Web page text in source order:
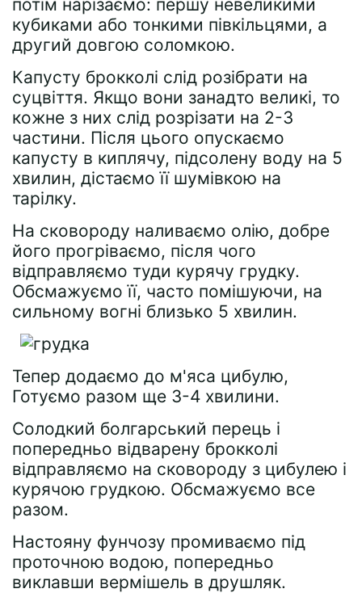
потім нарізаємо: першу невеликими
кубиками або тонкими півкільцями, а
другий довгою соломкою.
Капусту брокколі слід розібрати на
суцвіття. Якщо вони занадто великі, то
кожне з них слід розрізати на 2-3
частини. Після цього опускаємо
капусту в киплячу, підсолену воду на 5
хвилин, дістаємо її шумівкою на
тарілку.
На сковороду наливаємо олію, добре
його прогріваємо, після чого
відправляємо туди курячу грудку.
Обсмажуємо її, часто помішуючи, на
сильному вогні близько 5 хвилин.
Тепер додаємо до м'яса цибулю,
Готуємо разом ще 3-4 хвилини.
Солодкий болгарський перець і
попередньо відварену брокколі
відправляємо на сковороду з цибулею і
курячою грудкою. Обсмажуємо все
разом.
Настояну фунчозу промиваємо під
проточною водою, попередньо
виклавши вермішель в друшляк.